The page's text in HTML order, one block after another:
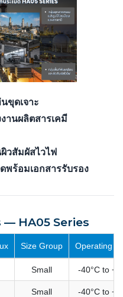
ขุดเจาะ
านผลิตสารเคมี
วสัมผัสไวไฟ
พร้อมเอกสารรับรอง
HA05 Series
Size Group Operating
Small -40°C to
Small -40°C to